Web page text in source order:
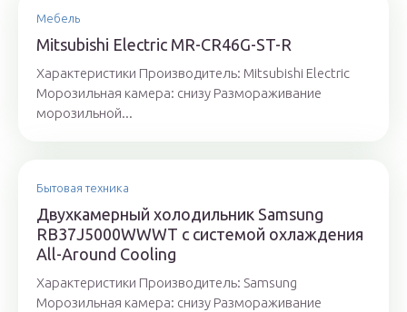
Мебель
Mitsubishi Electric MR-CR46G-ST-R
Характеристики Производитель: Mitsubishi Electric
Морозильная камера: снизу Размораживание
морозильной...
Бытовая техника
Двухкамерный холодильник Samsung
RB37J5000WWWT с системой охлаждения
All-Around Cooling
Характеристики Производитель: Samsung
Морозильная камера: снизу Размораживание